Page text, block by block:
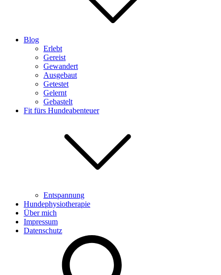
Blog
Erlebt
Gereist
Gewandert
Ausgebaut
Getestet
Gelernt
Gebastelt
Fit fürs Hundeabenteuer
Entspannung
Hundephysiotherapie
Über mich
Impressum
Datenschutz